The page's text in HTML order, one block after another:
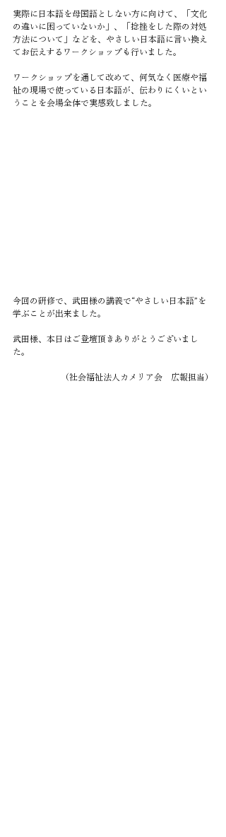
実際に日本語を母国語としない方に向けて、「文化
の違いに困っていないか」、「捻挫をした際の対処
方法について」などを、やさしい日本語に言い換え
てお伝えするワークショップも行いました。
ワークショップを通して改めて、何気なく医療や福
祉の現場で使っている日本語が、伝わりにくいとい
うことを会場全体で実感致しました。
今回の研修で、武田様の講義で“やさしい日本語”を
学ぶことが出来ました。
武田様、本日はご登壇頂きありがとうございまし
た。
（社会福祉法人カメリア会　広報担当）